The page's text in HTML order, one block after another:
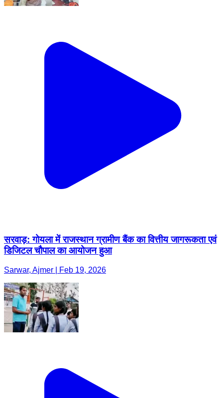
सरवाड़: गोयला में राजस्थान ग्रामीण बैंक का वित्तीय जागरूकता एवं
डिजिटल चौपाल का आयोजन हुआ
Sarwar, Ajmer | Feb 19, 2026